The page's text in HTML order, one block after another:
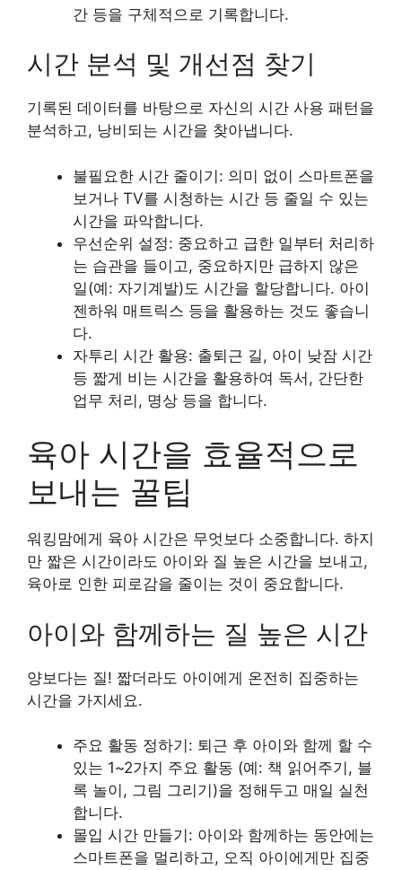
간 등을 구체적으로 기록합니다.
시간 분석 및 개선점 찾기
기록된 데이터를 바탕으로 자신의 시간 사용 패턴을
분석하고, 낭비되는 시간을 찾아냅니다.
불필요한 시간 줄이기: 의미 없이 스마트폰을
보거나 TV를 시청하는 시간 등 줄일 수 있는
시간을 파악합니다.
우선순위 설정: 중요하고 급한 일부터 처리하
는 습관을 들이고, 중요하지만 급하지 않은
일(예: 자기계발)도 시간을 할당합니다. 아이
젠하워 매트릭스 등을 활용하는 것도 좋습니
다.
자투리 시간 활용: 출퇴근 길, 아이 낮잠 시간
등 짧게 비는 시간을 활용하여 독서, 간단한
업무 처리, 명상 등을 합니다.
육아 시간을 효율적으로
보내는 꿀팁
워킹맘에게 육아 시간은 무엇보다 소중합니다. 하지
만 짧은 시간이라도 아이와 질 높은 시간을 보내고,
육아로 인한 피로감을 줄이는 것이 중요합니다.
아이와 함께하는 질 높은 시간
양보다는 질! 짧더라도 아이에게 온전히 집중하는
시간을 가지세요.
주요 활동 정하기: 퇴근 후 아이와 함께 할 수
있는 1~2가지 주요 활동 (예: 책 읽어주기, 블
록 놀이, 그림 그리기)을 정해두고 매일 실천
합니다.
몰입 시간 만들기: 아이와 함께하는 동안에는
스마트폰을 멀리하고, 오직 아이에게만 집중